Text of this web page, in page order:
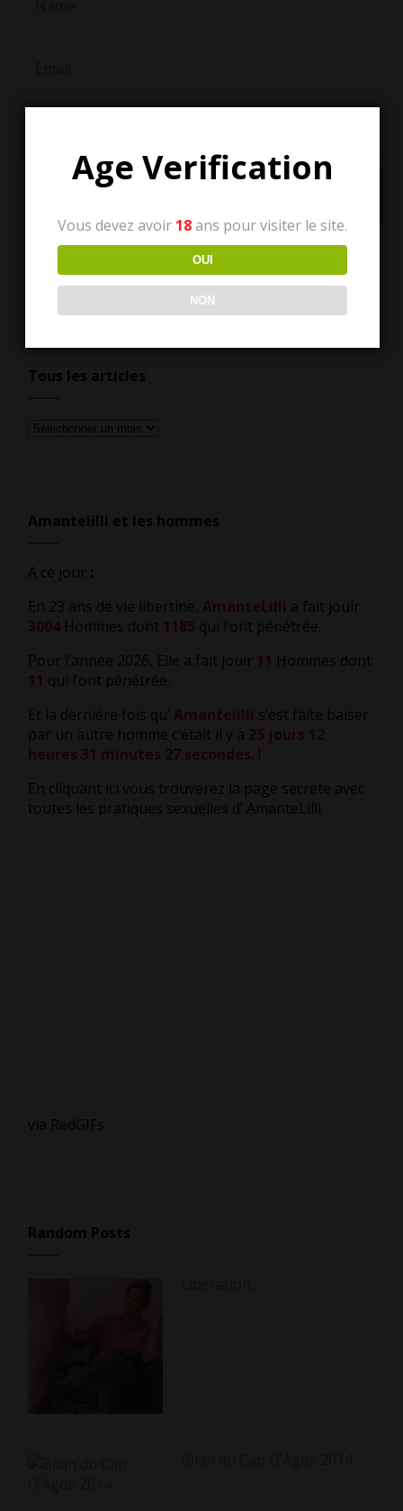
Tous les articles
Tous
Amantelilli et les hommes
A ce jour :
En 23 ans de vie libertine,
a fait jouir
Hommes dont 1185 qui l’ont pénétrée.
Pour l’année 2026, Elle a fait jouir 11 Hommes dont
11 qui l’ont pénétrée.
Et la dernière fois qu’
s’est faite baiser
par un autre homme c’était il y a
, !
En cliquant ici vous trouverez la page secrète avec
toutes les pratiques sexuelles d’ AmanteLilli
via RedGIFs
Random Posts
Age Verification
Vous devez avoir 18ans pour visiter le site.
OUI
NON